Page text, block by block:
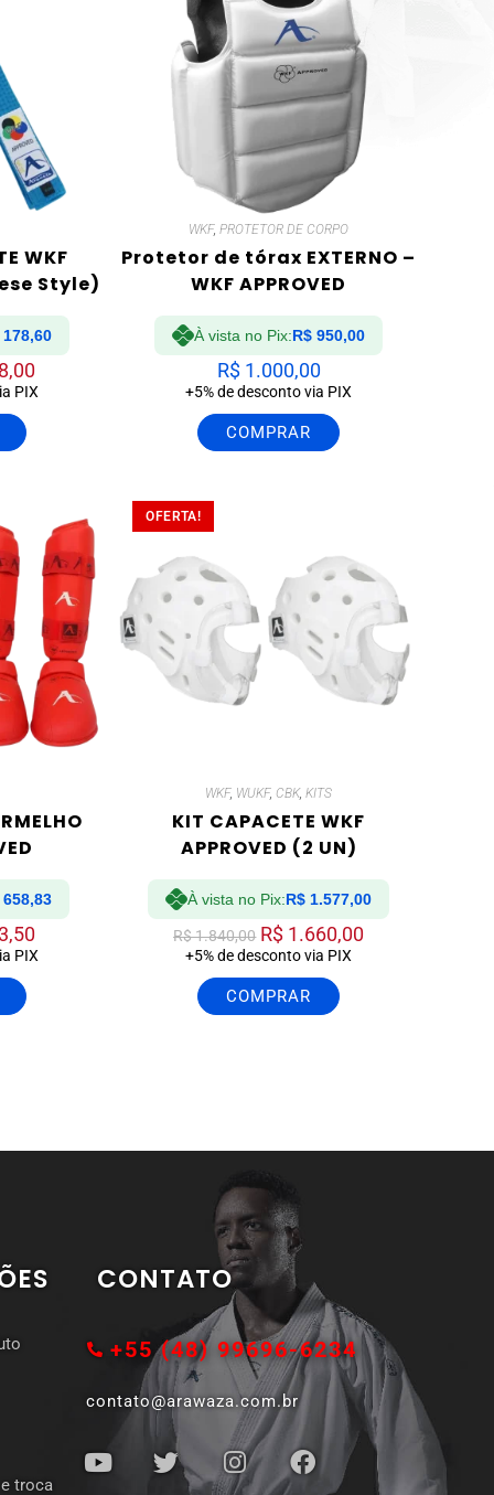
WKF
Style)
PIX
WKF,PROTETOR DE CORPO
Protetor de tórax EXTERNO –
WKF APPROVED
À vista no Pix:R$ 950,00
R$1.000,00
+5% de desconto via PIX
COMPRAR
PIX
OFERTA!
WKF, WUKF, CBK,KITS
KIT CAPACETE WKF
APPROVED (2 UN)
À vista no Pix:R$ 1.577,00
R$1.840,00 R$ 1.660,00
+5% de desconto via PIX
COMPRAR
troca
CONTATO
+55 (48) 99696-6234
contato@arawaza.com.br